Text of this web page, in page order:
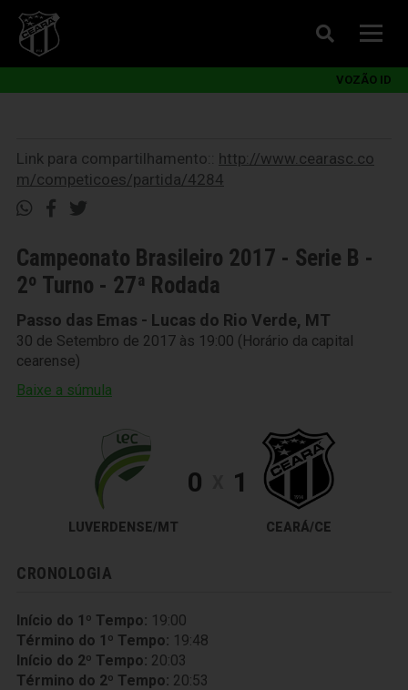
VOZÃO ID
Link para compartilhamento:: http://www.cearasc.co
m/competicoes/partida/4284
Campeonato Brasileiro 2017 - Serie B -
2º Turno - 27ª Rodada
Passo das Emas - Lucas do Rio Verde, MT
30 de Setembro de 2017 às 19:00 (Horário da capital
cearense)
Baixe a súmula
LUVERDENSE/MT
0 1
CEARÁ/CE
CRONOLOGIA
Início do 1º Tempo: 19:00
Término do 1º Tempo: 19:48
Início do 2º Tempo: 20:03
Término do 2º Tempo: 20:53